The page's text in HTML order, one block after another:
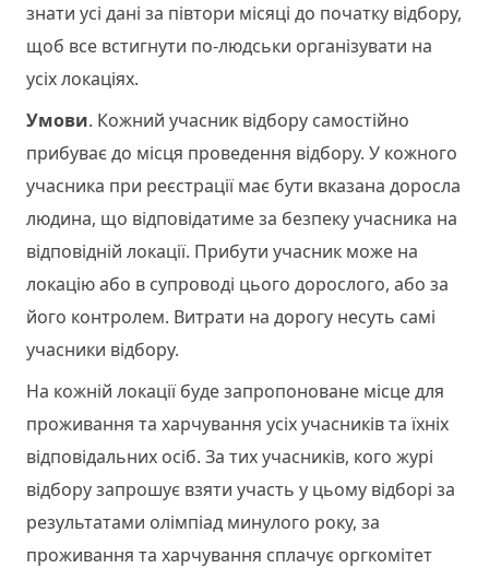
знати усі дані за півтори місяці до початку відбору,
щоб все встигнути по-людськи організувати на
усіх локаціях.
Умови. Кожний учасник відбору самостійно
прибуває до місця проведення відбору. У кожного
учасника при реєстрації має бути вказана доросла
людина, що відповідатиме за безпеку учасника на
відповідній локації. Прибути учасник може на
локацію або в супроводі цього дорослого, або за
його контролем. Витрати на дорогу несуть самі
учасники відбору.
На кожній локації буде запропоноване місце для
проживання та харчування усіх учасників та їхніх
відповідальних осіб. За тих учасників, кого журі
відбору запрошує взяти участь у цьому відборі за
результатами олімпіад минулого року, за
проживання та харчування сплачує оргкомітет